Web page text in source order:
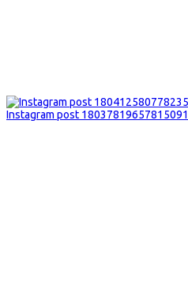
Instagram post 18037819657815091